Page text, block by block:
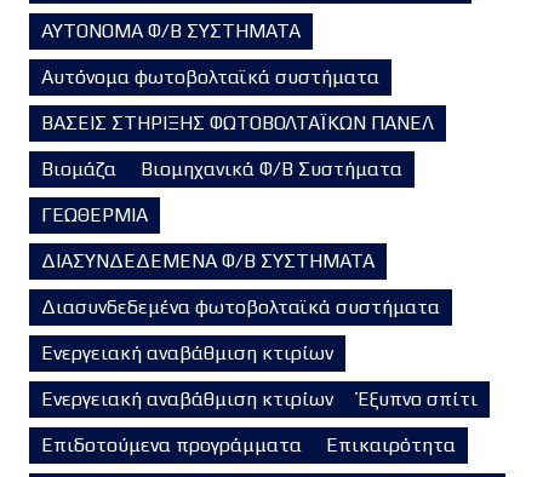
ΑΥΤΟΝΟΜΑ Φ/Β ΣΥΣΤΗΜΑΤΑ
Αυτόνομα φωτοβολταϊκά συστήματα
ΒΑΣΕΙΣ ΣΤΗΡΙΞΗΣ ΦΩΤΟΒΟΛΤΑΪΚΩΝ ΠΑΝΕΛ
Βιομάζα
Βιομηχανικά Φ/Β Συστήματα
ΓΕΩΘΕΡΜΙΑ
ΔΙΑΣΥΝΔΕΔΕΜΕΝΑ Φ/Β ΣΥΣΤΗΜΑΤΑ
Διασυνδεδεμένα φωτοβολταϊκά συστήματα
Ενεργειακή αναβάθμιση κτιρίων
Ενεργειακή αναβάθμιση κτιρίων
Έξυπνο σπίτι
Επιδοτούμενα προγράμματα
Επικαιρότητα